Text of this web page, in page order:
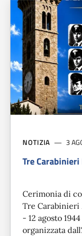
NOTIZIA 3
Tre
Cerimonia di
Tre
- 12 agosto
organizzata